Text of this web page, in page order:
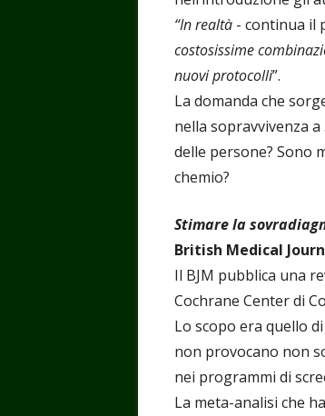
“In realtà - continua il
costosissime
nuovi protocolli”.
La domanda che
nella sopravvivenza a
delle persone? Sono
chemio?
Stimare la
British Medical
Il BJM pubblica una
Cochrane Center di
Lo scopo era quello
non provocano non
nei programmi di
La meta-analisi che